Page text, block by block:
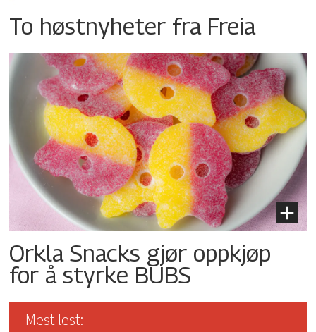
To høstnyheter fra Freia
Orkla Snacks gjør oppkjøp
for å styrke BUBS
Mest lest: